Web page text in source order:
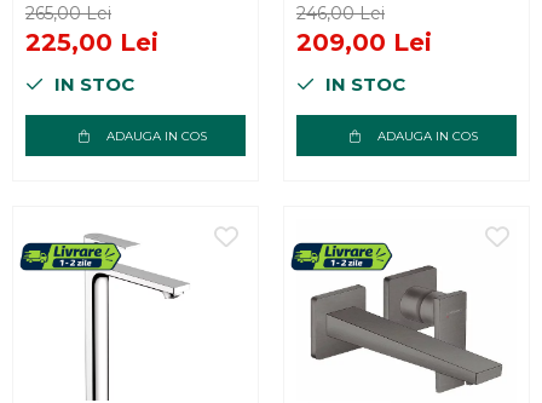
sanitara cromata,
economisire apa,
montaj pe chiuveta
265,00 Lei
225,00 Lei
IN STOC
ADAUGA IN COS
montaj pe chiuveta,
cartus ceramic,
design modern,
crom, alama
cromata
246,00 Lei
209,00 Lei
IN STOC
ADAUGA IN COS